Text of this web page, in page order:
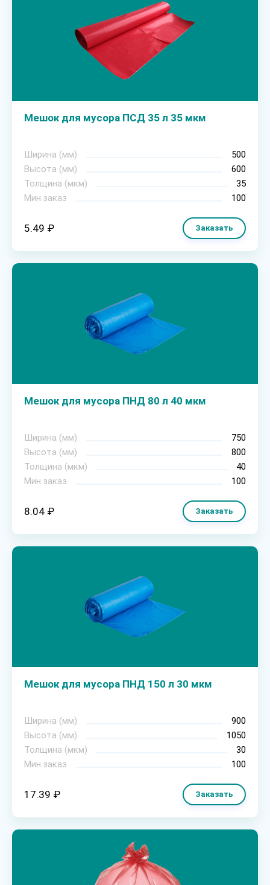
Мешок для мусора ПСД 35 л 35 мкм
Ширина (мм)
500
Высота (мм)
600
Толщина (мкм)
35
Мин.заказ
100
5.49 ₽ Заказать
Мешок для мусора ПНД 80 л 40 мкм
Ширина (мм)
750
Высота (мм)
800
Толщина (мкм)
40
Мин.заказ
100
8.04 ₽ Заказать
Мешок для мусора ПНД 150 л 30 мкм
Ширина (мм)
900
Высота (мм)
1050
Толщина (мкм)
30
Мин.заказ
100
17.39 ₽ Заказать